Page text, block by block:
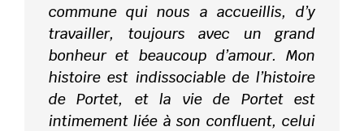
commune qui nous a accueillis, d’y
travailler, toujours avec un grand
bonheur et beaucoup d’amour. Mon
histoire est indissociable de l’histoire
de Portet, et la vie de Portet est
intimement liée à son confluent, celui